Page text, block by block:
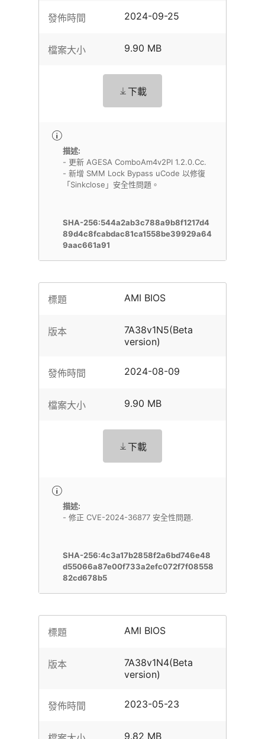
發佈時間 2024-09-25
檔案大小 9.90 MB
下載
描述:
- 更新 AGESA ComboAm4v2PI 1.2.0.Cc.
- 新增 SMM Lock Bypass uCode 以修復
「Sinkclose」安全性問題。
SHA-256:544a2ab3c788a9b8f1217d4
89d4c8fcabdac81ca1558be39929a64
9aac661a91
標題 AMI BIOS
版本
7A38v1N5(Beta
version)
發佈時間 2024-08-09
檔案大小 9.90 MB
下載
描述:
- 修正 CVE-2024-36877 安全性問題.
SHA-256:4c3a17b2858f2a6bd746e48
d55066a87e00f733a2efc072f7f08558
82cd678b5
標題 AMI BIOS
版本
7A38v1N4(Beta
version)
發佈時間 2023-05-23
9.82 MB